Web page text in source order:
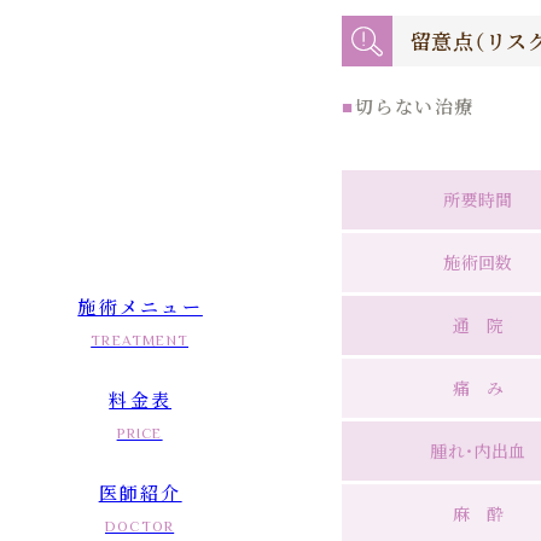
施術メニュー
TREATMENT
料金表
PRICE
医師紹介
DOCTOR
留意点（リス
切らない治療
所要時間
施術回数
通院
痛み
腫れ・内出血
麻酔